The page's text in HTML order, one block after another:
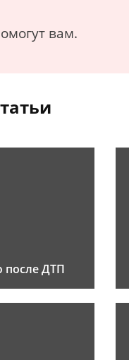
вам.
после ДТП